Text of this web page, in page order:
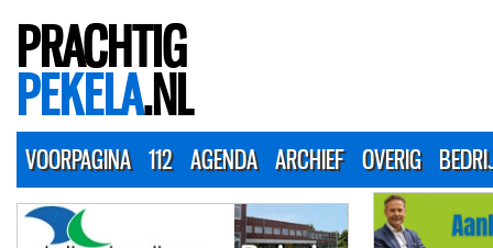
PRACHTIG
PEKELA.NL
VOORPAGINA 112 AGENDA ARCHIEF OVERIG